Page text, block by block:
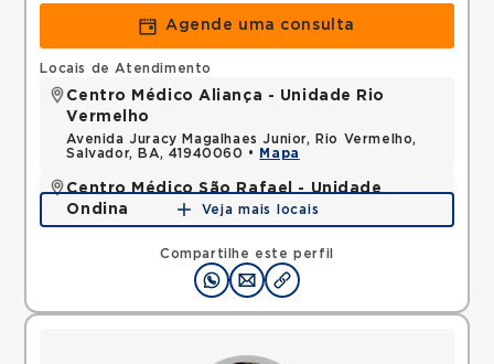
Agende uma consulta
Compartilhe este perfil
Locais de Atendimento
Centro Médico Aliança - Unidade Rio
Vermelho
Avenida Juracy Magalhaes Junior, Rio Vermelho,
Salvador, BA, 41940060 •
Mapa
Centro Médico São Rafael - Unidade
Ondina
Avenida Milton Santos, Ondina, Salvador, BA,
Mapa
Veja mais locais